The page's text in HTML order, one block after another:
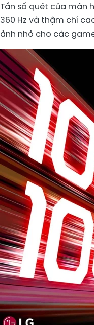
Tần số quét của màn
360 Hz và thậm chí
ảnh nhỏ cho các